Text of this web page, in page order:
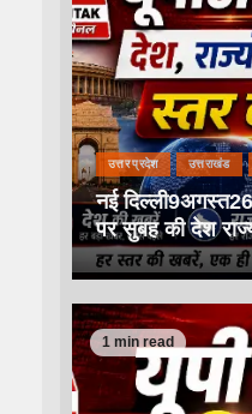
उत्तर प्रदेश उत्तराखंड
नई
पर सुबह की देश
1 min read